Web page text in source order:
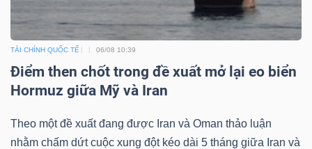
TÀI CHÍNH QUỐC TẾ 06/08 10:39
Điểm then chốt trong đề xuất mở lại eo biển
Hormuz giữa Mỹ và Iran
Theo một đề xuất đang được Iran và Oman thảo luận
nhằm chấm dứt cuộc xung đột kéo dài 5 tháng giữa Iran và
TIÊU
DÙNG